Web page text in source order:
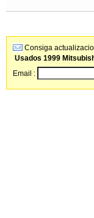
Consiga
Usados 1999
Email :